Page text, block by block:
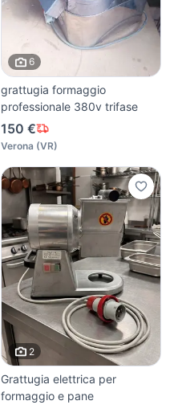
6
grattugia formaggio
professionale 380v trifase
150 €
Verona (VR)
2
Grattugia elettrica per
formaggio e pane